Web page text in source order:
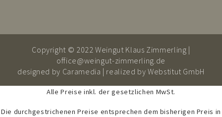
Copyright © 2022 Weingut Klaus Zimmerling |
office@weingut-zimmerling.de
designed by Caramedia | realized byWebstitut GmbH
Alle Preise inkl. der gesetzlichen MwSt.
Die durchgestrichenen Preise entsprechen dem bisherigen Preis in